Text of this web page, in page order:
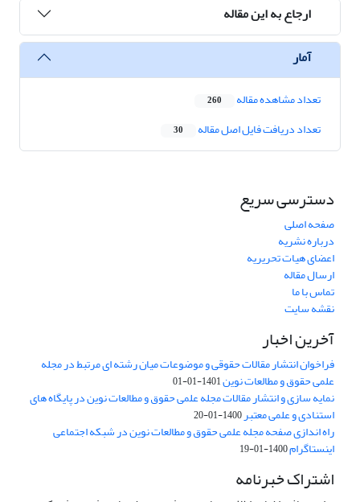
ارجاع به این مقاله
آمار
تعداد مشاهده مقاله 260
تعداد دریافت فایل اصل مقاله 30
دسترسی سریع
صفحه اصلی
درباره نشریه
اعضای هیات تحریریه
ارسال مقاله
تماس با ما
نقشه سایت
آخرین اخبار
فراخوان انتشار مقالات حقوقی و موضوعات میان رشته ای مرتبط در مجله
علمی حقوق و مطالعات نوین1401-01-01
نمایه سازی و انتشار مقالات مجله علمی حقوق و مطالعات نوین در پایگاه های
استنادی و علمی معتبر1400-01-20
راه اندازی صفحه مجله علمی حقوق و مطالعات نوین در شبکه اجتماعی
اینستاگرام1400-01-19
اشتراک خبرنامه